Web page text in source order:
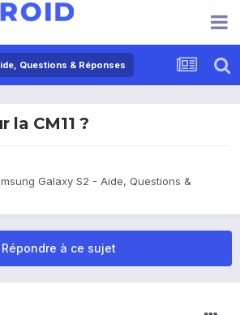
Questions & Réponses
la CM11 ?
Galaxy S2 - Aide, Questions &
Répondre à ce sujet